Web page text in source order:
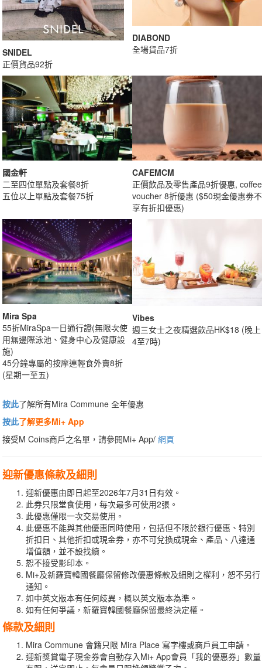
SNIDEL
正價貨品92折
DIABOND
全場貨品7折
國金軒
二至四位單點及套餐8折
五位以上單點及套餐75折
CAFEMCM
正價飲品及零售產品9折優惠, coffee
voucher 8折優惠 ($50現金優惠劵不
享有折扣優惠)
Mira Spa
55折MiraSpa一日通行證(無限次使
用無邊際泳池、健身中心及健康設
施)
45分鐘專屬的按摩連輕食外賣8折
(星期一至五)
Vibes
週三女士之夜精選飲品HK$18 (晚上
4至7時)
按此了解所有Mira Commune 全年優惠
按此了解更多Mi+ App
接受M Coins商戶之名單，請參閱Mi+ App/ 網頁
迎新優惠條款及細則
迎新優惠由即日起至2026年7月31日有效。
此券只限堂食使用，每次最多可使用2張。
此優惠僅限一次交易使用。
此優惠不能與其他優惠同時使用，包括但不限於銀行優惠、特別
折扣日、其他折扣或現金券，亦不可兌換成現金、產品、八達通
增值額，並不設找續。
恕不接受影印本。
Mi+及新羅寶韓國餐廳保留修改優惠條款及細則之權利，恕不另行
通知。
如中英文版本有任何歧異，概以英文版本為準。
如有任何爭議，新羅寶韓國餐廳保留最終決定權。
條款及細則
Mira Commune 會籍只限 Mira Place 寫字樓或商戶員工申請。
迎新獎賞電子現金券會自動存入Mi+ App會員「我的優惠券」數量